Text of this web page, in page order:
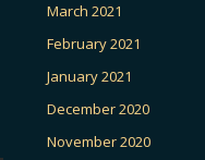
March 2021
February 2021
January 2021
December 2020
November 2020